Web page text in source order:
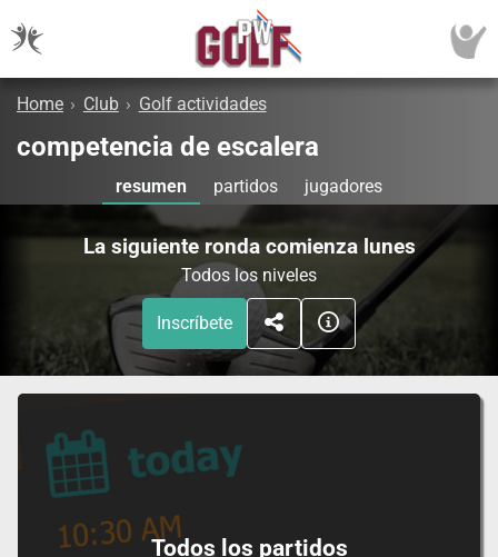
Home › Club › Golf actividades
competencia de escalera
resumen partidos jugadores
La siguiente ronda comienza lunes
Todos los niveles
Inscríbete
Todos los partidos